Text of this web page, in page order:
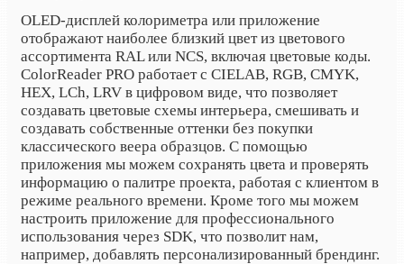
OLED-дисплей колориметра или приложение
отображают наиболее близкий цвет из цветового
ассортимента RAL или NCS, включая цветовые коды.
ColorReader PRO работает с CIELAB, RGB, CMYK,
HEX, LCh, LRV в цифровом виде, что позволяет
создавать цветовые схемы интерьера, смешивать и
создавать собственные оттенки без покупки
классического веера образцов. С помощью
приложения мы можем сохранять цвета и проверять
информацию о палитре проекта, работая с клиентом в
режиме реального времени. Кроме того мы можем
настроить приложение для профессионального
использования через SDK, что позволит нам,
например, добавлять персонализированный брендинг.